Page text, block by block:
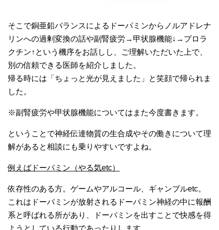
そこで銅亜鉛バランスによるドーパミンからノルアドレナ
リンへの過剰変換の話や副腎疲労→甲状腺機能↓→プロラ
クチン↑という機序をお話しし、ご理解いただいた上で、
別の信頼できる医師を紹介しました。
帰る時には「ちょっと光が見えました」と笑顔で帰られま
した。
※副腎疲労や甲状腺機能についてはまた今度書きます。
ということで神経伝達物質の生合成やその働きについて理
解があると相談にも乗りやすいですよね。
例えばドーパミン（やる気etc）
依存性のある方。ゲームやアルコール、ギャンブルetc。
これはドーパミンが放射されるドーパミン神経の中に報酬
系と呼ばれる所があり、ドーパミンを出すことで快感を得